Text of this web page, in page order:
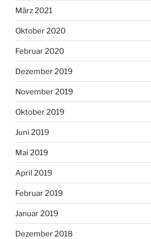
März 2021
Oktober 2020
Februar 2020
Dezember 2019
November 2019
Oktober 2019
Juni 2019
Mai 2019
April 2019
Februar 2019
Januar 2019
Dezember 2018